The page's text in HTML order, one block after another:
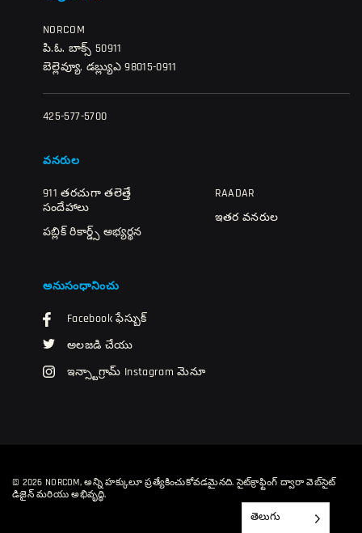
NORCOM
పి.ఓ. బాక్స్ 50911
బెల్లెవ్యూ, డబ్ల్యుఎ 98015-0911
425-577-5700
వనరుల
911 తరచుగా తలెత్తే
సందేహాలు
పబ్లిక్ రికార్డ్స్ అభ్యర్థన
RAADAR
ఇతర వనరుల
అనుసంధానించు
Facebook ఫేస్బుక్
అలజడి చేయు
ఇన్స్టాగ్రామ్ Instagram మెనూ
© 2026 NORCOM, అన్ని హక్కులూ ప్రత్యేకించుకోవడమైనది.సైట్‌క్రాఫ్టింగ్ ద్వారా వెబ్‌సైట్
డిజైన్ మరియు అభివృద్ధి.
తెలుగు